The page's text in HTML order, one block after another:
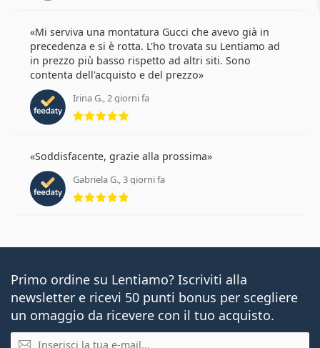
Mi serviva una montatura Gucci che avevo già in
precedenza e si è rotta. L'ho trovata su Lentiamo ad
in prezzo più basso rispetto ad altri siti. Sono
contenta dell'acquisto e del prezzo
Irina G., 2 giorni fa
Soddisfacente, grazie alla prossima
Gabriela G., 3 giorni fa
valutazione 5 di 5
Primo ordine su Lentiamo? Iscriviti alla
newsletter e ricevi 50 punti bonus per scegliere
un omaggio da ricevere con il tuo acquisto.
E-mail